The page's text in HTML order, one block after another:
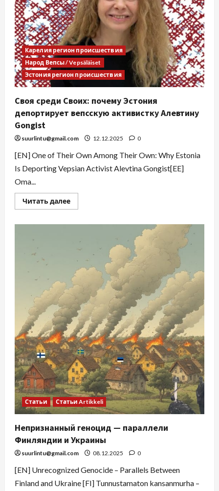
Карелия регион происшествия
Народ Вепсы / Vepsäläiset
Эстония регион происшествия
Своя среди Своих: почему Эстония
депортирует вепсскую активистку Алевтину
Gongist
suurlintu@gmail.com 12.12.2025 0
[EN] One of Their Own Among Their Own: Why Estonia
Is Deporting Vepsian Activist Alevtina Gongist[EE]
Oma...
Читать далее
Статьи Статьи Artikkeli
Непризнанный геноцид — параллели
Финляндии и Украины
suurlintu@gmail.com 08.12.2025 0
[EN] Unrecognized Genocide – Parallels Between
Finland and Ukraine [FI] Tunnustamaton kansanmurha –